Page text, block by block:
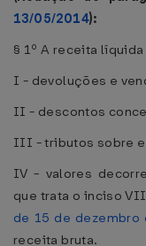
13/05/2014):
§ 1º A receita
I - devoluções e
II - descontos
III - tributos sobre
IV - valores
que trata o inciso
de 15 de dezembro
receita bruta.